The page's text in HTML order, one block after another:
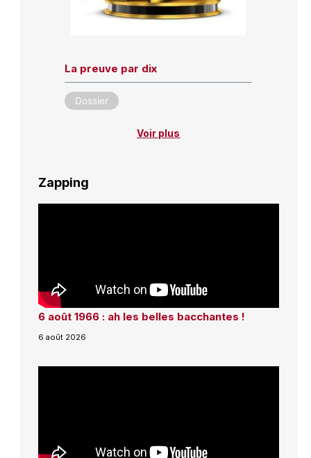
La preuve par dix
Dossier
Voir plus
Zapping
6 août 1966 : ah les belles bacchantes !
6 août 2026